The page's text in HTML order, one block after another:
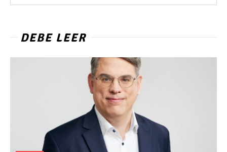
DEBE LEER